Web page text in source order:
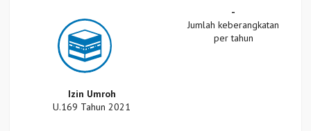
Izin Umroh
U.169 Tahun 2021
-
Jumlah keberangkatan
per tahun